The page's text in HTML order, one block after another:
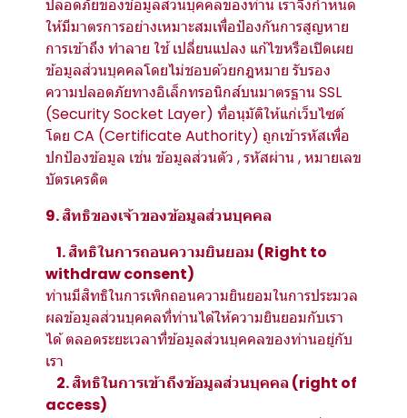
ปลอดภัยของข้อมูลส่วนบุคคลของท่าน เราจึงกำหนด
ให้มีมาตรการอย่างเหมาะสมเพื่อป้องกันการสูญหาย
การเข้าถึง ทำลาย ใช้ เปลี่ยนแปลง แก้ไขหรือเปิดเผย
ข้อมูลส่วนบุคคลโดยไม่ชอบด้วยกฎหมาย รับรอง
ความปลอดภัยทางอิเล็กทรอนิกส์บนมาตรฐาน SSL
(Security Socket Layer) ที่อนุมัติให้แก่เว็บไซต์
โดย CA (Certificate Authority) ถูกเข้ารหัสเพื่อ
ปกป้องข้อมูล เช่น ข้อมูลส่วนตัว , รหัสผ่าน , หมายเลข
บัตรเครดิต
9. สิทธิของเจ้าของข้อมูลส่วนบุคคล
1. สิทธิในการถอนความยินยอม (Right to
withdraw consent)
ท่านมีสิทธิในการเพิกถอนความยินยอมในการประมวล
ผลข้อมูลส่วนบุคคลที่ท่านได้ให้ความยินยอมกับเรา
ได้ ตลอดระยะเวลาที่ข้อมูลส่วนบุคคลของท่านอยู่กับ
เรา
2. สิทธิในการเข้าถึงข้อมูลส่วนบุคคล (right of
access)